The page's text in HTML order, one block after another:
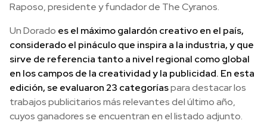
Raposo, presidente y fundador de The Cyranos.
Un Dorado es el máximo galardón creativo en el país,
considerado el pináculo que inspira a la industria, y que
sirve de referencia tanto a nivel regional como global
en los campos de la creatividad y la publicidad. En esta
edición, se evaluaron 23 categoríaspara destacar los
trabajos publicitarios más relevantes del último año,
cuyos ganadores se encuentran en el listado adjunto.